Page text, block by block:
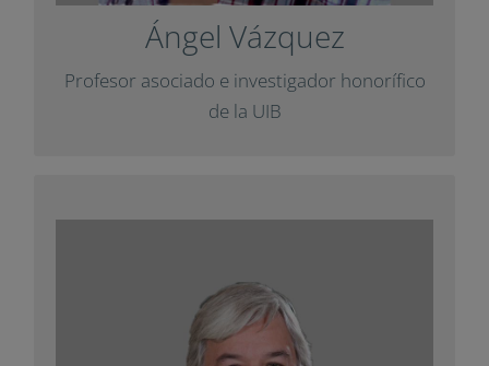
Ángel Vázquez
Profesor asociado e investigador honorífico
de la UIB
Pepe Menéndez
Colaborador en la creación e impulso del
proyecto de transformación educativa